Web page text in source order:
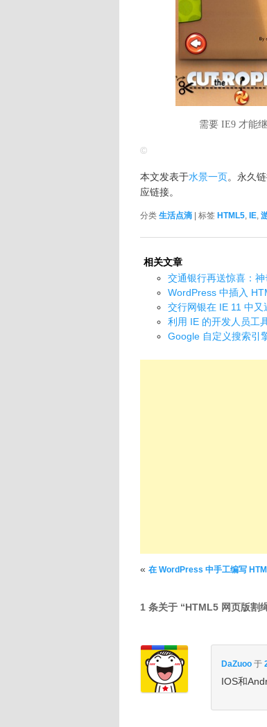
需要 IE9 才能
©
本文发表于水景一页。永久
应链接。
分类 生活点滴 | 标签 HTML5 IE
相关文章
交通银行再送惊喜：
WordPress 中插入
交行网银在 IE 11 中又
利用 IE 的开发人员工
Google 自定义搜索引
文章导航
« 在 WordPress 中手工编写
1 条关于 “HTML5 网页版割
DaZuoo 于
IOS和